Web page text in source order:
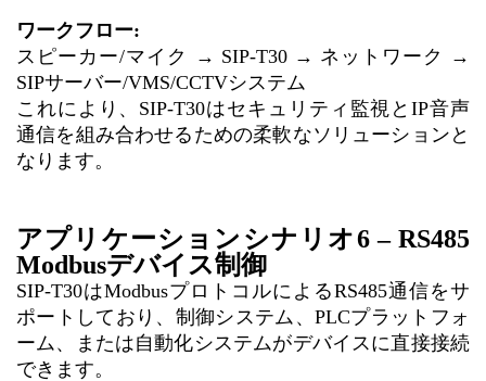
ワークフロー:
スピーカー/マイク → SIP-T30 → ネットワーク →
SIPサーバー/VMS/CCTVシステム
これにより、SIP-T30はセキュリティ監視とIP音声
通信を組み合わせるための柔軟なソリューションと
なります。
アプリケーションシナリオ6 – RS485
Modbusデバイス制御
SIP-T30はModbusプロトコルによるRS485通信をサ
ポートしており、制御システム、PLCプラットフォ
ーム、または自動化システムがデバイスに直接接続
できます。